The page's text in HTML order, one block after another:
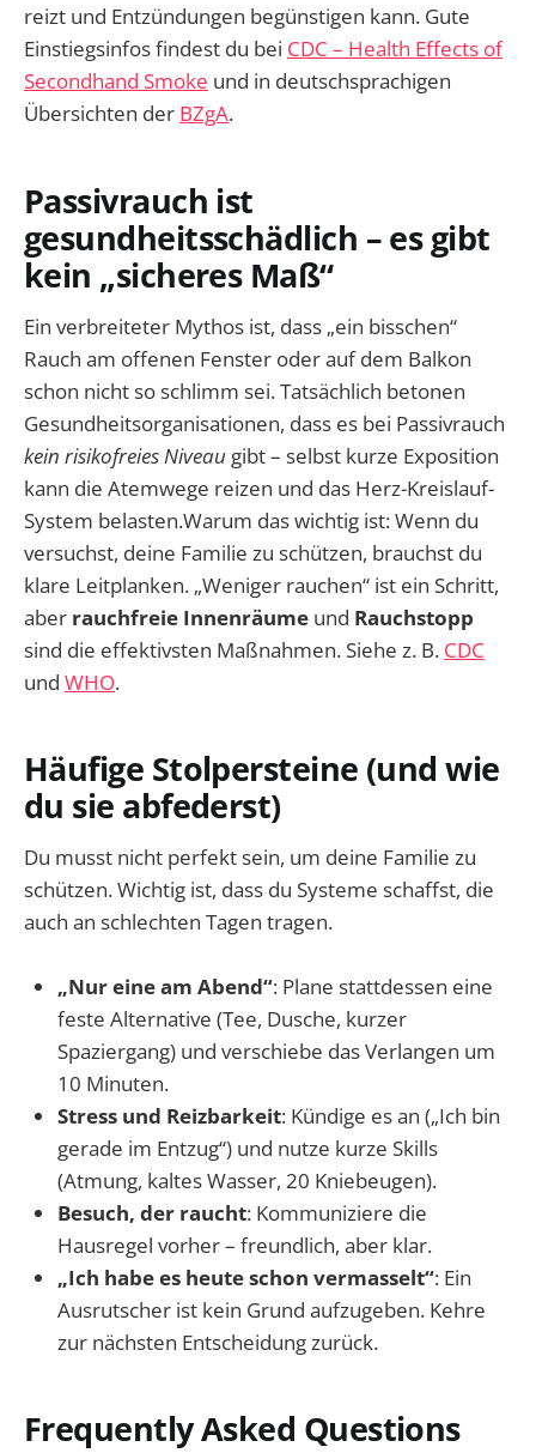
reizt und Entzündungen begünstigen kann. Gute
Einstiegsinfos findest du bei CDC – Health Effects of
Secondhand Smoke und in deutschsprachigen
Übersichten der BZgA.
Passivrauch ist
gesundheitsschädlich – es gibt
kein „sicheres Maß“
Ein verbreiteter Mythos ist, dass „ein bisschen“
Rauch am offenen Fenster oder auf dem Balkon
schon nicht so schlimm sei. Tatsächlich betonen
Gesundheitsorganisationen, dass es bei Passivrauch
kein risikofreies Niveau gibt – selbst kurze Exposition
kann die Atemwege reizen und das Herz-Kreislauf-
System belasten.Warum das wichtig ist: Wenn du
versuchst, deine Familie zu schützen, brauchst du
klare Leitplanken. „Weniger rauchen“ ist ein Schritt,
aber rauchfreie Innenräume und Rauchstopp
sind die effektivsten Maßnahmen. Siehe z. B. CDC
und WHO.
Häufige Stolpersteine (und wie
du sie abfederst)
Du musst nicht perfekt sein, um deine Familie zu
schützen. Wichtig ist, dass du Systeme schaffst, die
auch an schlechten Tagen tragen.
„Nur eine am Abend“: Plane stattdessen eine
feste Alternative (Tee, Dusche, kurzer
Spaziergang) und verschiebe das Verlangen um
10 Minuten.
Stress und Reizbarkeit: Kündige es an („Ich bin
gerade im Entzug“) und nutze kurze Skills
(Atmung, kaltes Wasser, 20 Kniebeugen).
Besuch, der raucht: Kommuniziere die
Hausregel vorher – freundlich, aber klar.
„Ich habe es heute schon vermasselt“: Ein
Ausrutscher ist kein Grund aufzugeben. Kehre
zur nächsten Entscheidung zurück.
Frequently Asked Questions